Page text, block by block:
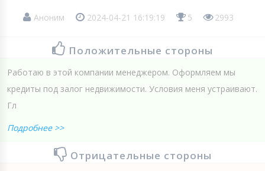
Аноним 2024-04-21 16:19:19 5 2993
Положительные стороны
Работаю в этой компании менеджером. Оформляем мы
кредиты под залог недвижимости. Условия меня устраивают.
Гл
Подробнее >>
Отрицательные стороны